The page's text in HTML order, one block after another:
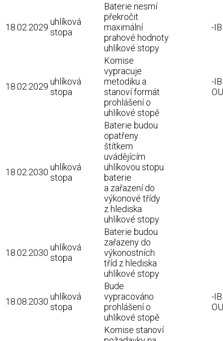
18.02.2029
uhlíková
stopa
Baterie nesmí
překročit
maximální
prahové hodnoty
uhlíkové stopy
-
18.02.2029 uhlíková
stopa
Komise
vypracuje
metodiku a
stanoví formát
prohlášení o
uhlíkové stopě
-
18.02.2030 uhlíková
stopa
Baterie budou
opatřeny
štítkem
uvádějícím
uhlíkovou stopu
baterie
a zařazení do
výkonové třídy
z hlediska
uhlíkové stopy
18.02.2030
uhlíková
stopa
Baterie budou
zařazeny do
výkonostních
tříd z hlediska
uhlíkové stopy
18.08.2030 uhlíková
stopa
Bude
vypracováno
prohlášení o
uhlíkové stopě
-
Komise stanoví